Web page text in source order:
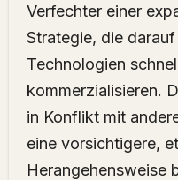
Verfechter einer
Strategie, die
Technologien
kommerzialisieren.
in Konflikt mit
eine vorsichtigere,
Herangehensweise